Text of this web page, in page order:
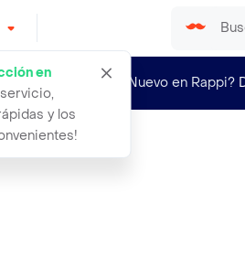
en
y los
¿Nuevo en Rappi?
kit para pe